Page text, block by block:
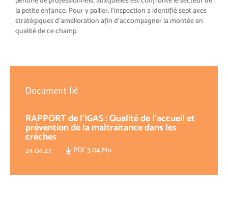
la petite enfance. Pour y pallier, l’inspection a identifié sept axes
stratégiques d’amélioration afin d’accompagner la montée en
qualité de ce champ.
Document lié
RAPPORT de l’IGAS : Qualité de l’accueil et
prévention de la maltraitance dans les
crèches
24.04.23 PDF 3.04 Mo